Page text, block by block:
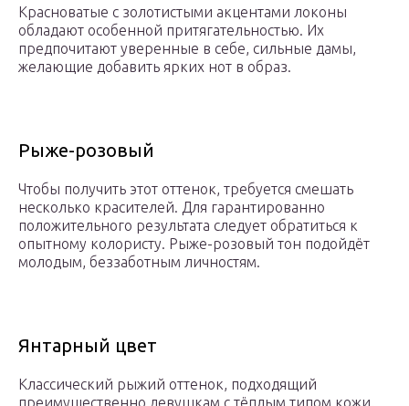
Красноватые с золотистыми акцентами локоны
обладают особенной притягательностью. Их
предпочитают уверенные в себе, сильные дамы,
желающие добавить ярких нот в образ.
Рыже-розовый
Чтобы получить этот оттенок, требуется смешать
несколько красителей. Для гарантированно
положительного результата следует обратиться к
опытному колористу. Рыже-розовый тон подойдёт
молодым, беззаботным личностям.
Янтарный цвет
Классический рыжий оттенок, подходящий
преимущественно девушкам с тёплым типом кожи.